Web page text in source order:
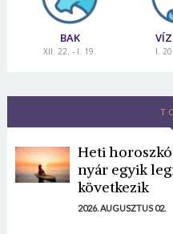
BAK
XII. 22. - I. 19. I.
Heti
nyár egyik
következik
2026. AUGUSZTUS 02.